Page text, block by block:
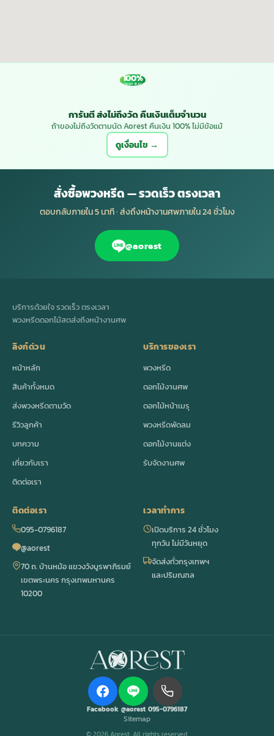
100%
MONEY BACK
การันตี ส่งไม่ถึงวัด คืนเงินเต็มจำนวน
ถ้าของไม่ถึงวัดตามนัด Aorest คืนเงิน 100% ไม่มีข้อแม้
ดูเงื่อนไข →
สั่งซื้อพวงหรีด — รวดเร็ว ตรงเวลา
ตอบกลับภายใน 5 นาที · ส่งถึงหน้างานศพภายใน 24 ชั่วโมง
@aorest
บริการด้วยใจ รวดเร็ว ตรงเวลา
พวงหรีดดอกไม้สดส่งถึงหน้างานศพ
ลิงก์ด่วน
หน้าหลัก
สินค้าทั้งหมด
ส่งพวงหรีดตามวัด
รีวิวลูกค้า
บทความ
เกี่ยวกับเรา
ติดต่อเรา
บริการของเรา
พวงหรีด
ดอกไม้งานศพ
ดอกไม้หน้าเมรุ
พวงหรีดพัดลม
ดอกไม้งานแต่ง
รับจัดงานศพ
ติดต่อเรา
095-0796187
@aorest
70 ถ. บ้านหม้อ แขวงวังบูรพาภิรมย์
เขตพระนคร กรุงเทพมหานคร
10200
เวลาทำการ
เปิดบริการ 24 ชั่วโมง
ทุกวัน ไม่มีวันหยุด
จัดส่งทั่วกรุงเทพฯ
และปริมณฑล
Facebook @aorest 095-0796187
Sitemap